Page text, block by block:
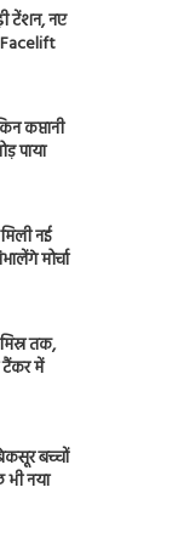
टेंशन, नए
कप्तानी
पाया
नई
मोर्चा
तक,
टैंकर में
बच्चों
भी नया